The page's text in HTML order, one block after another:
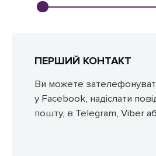
ПЕРШИЙ КОНТАКТ
Ви можете
у Facebook, надіслати
пошту, в Telegram, Viber